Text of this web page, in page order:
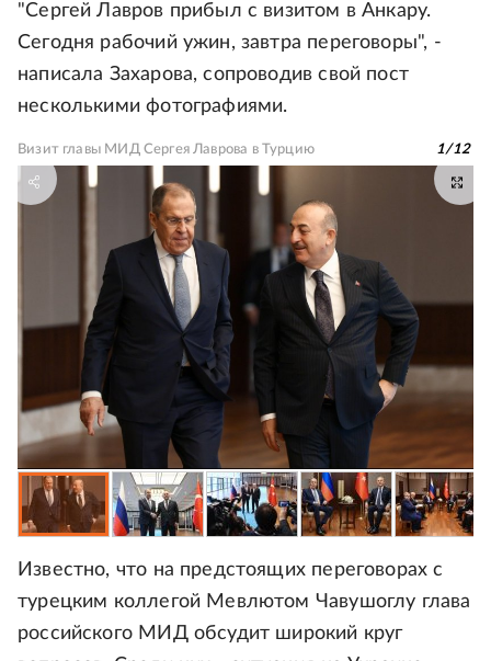
"Сергей Лавров прибыл с визитом в Анкару.
Сегодня рабочий ужин, завтра переговоры", -
написала Захарова, сопроводив свой пост
несколькими фотографиями.
Визит главы МИД Сергея Лаврова в Турцию 1/12
Известно, что на предстоящих переговорах с
турецким коллегой Мевлютом Чавушоглу глава
российского МИД обсудит широкий круг